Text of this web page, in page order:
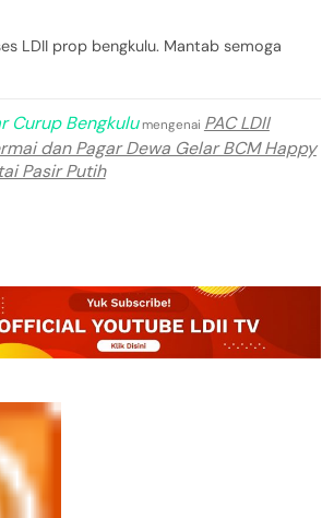
LDII prop bengkulu. Mantab semoga
Curup Bengkulumengenai PAC LDII
dan Pagar Dewa Gelar BCM Happy
Pasir Putih